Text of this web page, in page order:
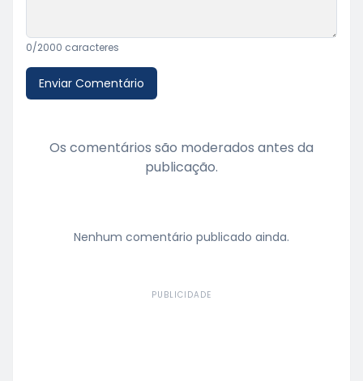
0/2000 caracteres
Enviar Comentário
Os comentários são moderados antes da
publicação.
Nenhum comentário publicado ainda.
PUBLICIDADE